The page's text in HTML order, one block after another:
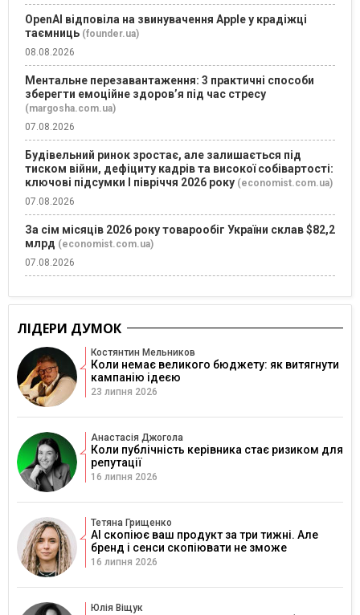
OpenAI відповіла на звинувачення Apple у крадіжці
таємниць (founder.ua)
08.08.2026
Ментальне перезавантаження: 3 практичні способи
зберегти емоційне здоров’я під час стресу
(margosha.com.ua)
07.08.2026
Будівельний ринок зростає, але залишається під
тиском війни, дефіциту кадрів та високої собівартості:
ключові підсумки І півріччя 2026 року (economist.com.ua)
07.08.2026
За сім місяців 2026 року товарообіг України склав $82,2
млрд (economist.com.ua)
07.08.2026
ЛІДЕРИ ДУМОК
Костянтин Мельников
Коли немає великого бюджету: як витягнути
кампанію ідеєю
23 липня 2026
Анастасія Джогола
Коли публічність керівника стає ризиком для
репутації
16 липня 2026
Тетяна Грищенко
AI скопіює ваш продукт за три тижні. Але
бренд і сенси скопіювати не зможе
16 липня 2026
Юлія Віщук